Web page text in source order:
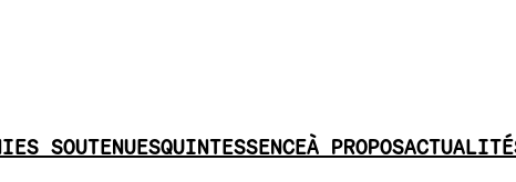
SOUTENUESQUINTESSENCEÀ PROPOS